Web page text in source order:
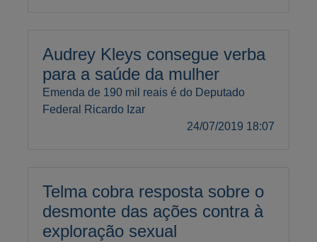
Audrey Kleys consegue verba
para a saúde da mulher
Emenda de 190 mil reais é do Deputado
Federal Ricardo Izar
24/07/2019 18:07
Telma cobra resposta sobre o
desmonte das ações contra à
exploração sexual